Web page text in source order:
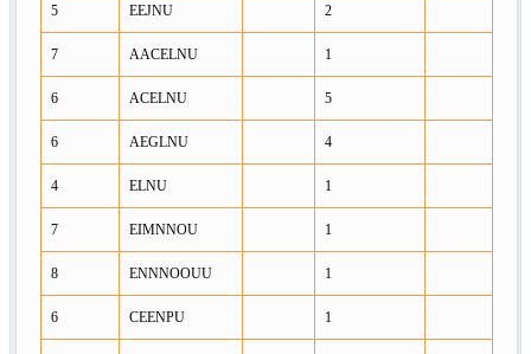
5 EEJNU 2
7 AACELNU 1
6 ACELNU 5
6 AEGLNU 4
4 ELNU 1
7 EIMNNOU 1
8 ENNNOOUU 1
6 CEENPU 1